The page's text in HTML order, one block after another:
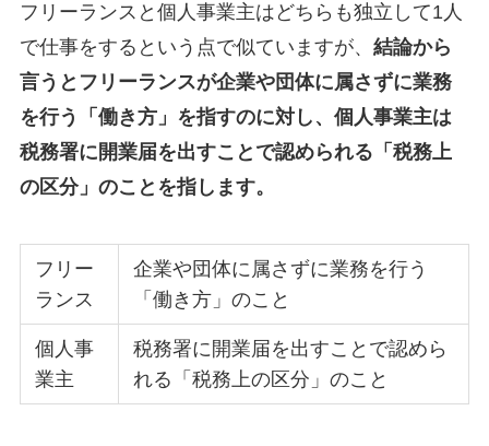
フリーランスと個人事業主はどちらも独立して1人
で仕事をするという点で似ていますが、 結論から
言うとフリーランスが企業や団体に属さずに業務
を行う「働き方」を指すのに対し、個人事業主は
税務署に開業届を出すことで認められる「税務上
の区分」のことを指します。
フリー
ランス
企業や団体に属さずに業務を行う
「働き方」のこと
個人事
業主
税務署に開業届を出すことで認めら
れる「税務上の区分」のこと